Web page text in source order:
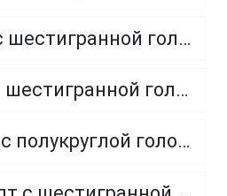
Болт с шестигранной головкой, неполная резьба, класс прочности 8.8
Болт с шестигранной головкой, полная резьба, класс прочности 10.9 и 12.9
Болт с полукруглой головкой и квадратным подголовником